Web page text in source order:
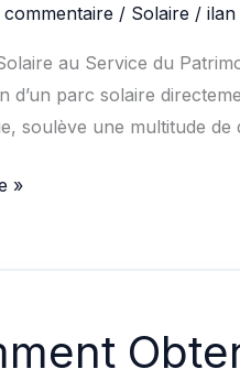
/ Solaire / ilan
au Service du
d’un parc solaire
soulève une multitude
»